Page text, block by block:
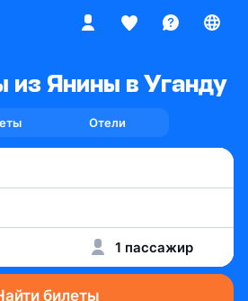
из Янины в Уганду
Отели
1 пассажир
билеты